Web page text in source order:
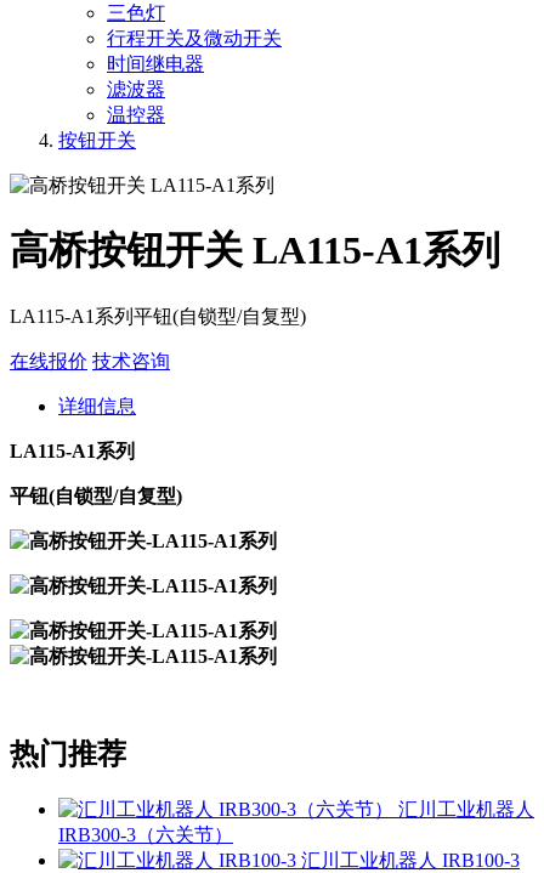
三色灯
行程开关及微动开关
时间继电器
滤波器
温控器
按钮开关
高桥按钮开关 LA115-A1系列
LA115-A1系列平钮(自锁型/自复型)
在线报价 技术咨询
详细信息
LA115-A1系列
平钮(自锁型/自复型)
热门推荐
汇川工业机器人
IRB300-3（六关节）
汇川工业机器人 IRB100-3